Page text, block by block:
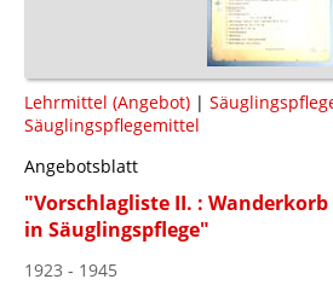
Lehrmittel (Angebot) |
Säuglingspflegemittel
Angebotsblatt
"Vorschlagliste II. :
in Säuglingspflege"
1923 - 1945